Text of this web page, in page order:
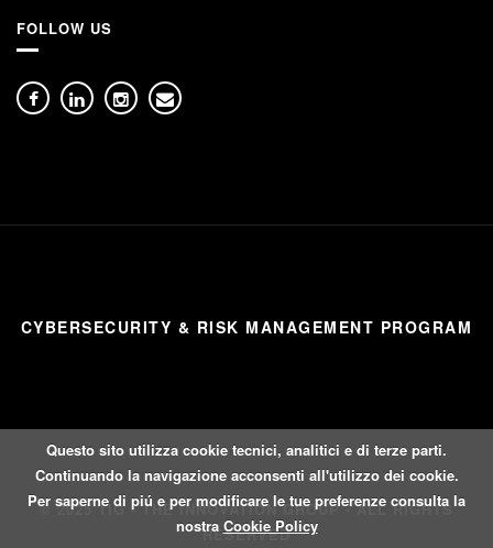
FOLLOW US
CYBERSECURITY & RISK MANAGEMENT PROGRAM
© 2025 TIG - THE INNOVATION GROUP - ALL RIGHTS
RESERVED
Questo sito utilizza cookie tecnici, analitici e di terze parti.
Continuando la navigazione acconsenti all'utilizzo dei cookie.
Per saperne di piú e per modificare le tue preferenze consulta la
nostra Cookie Policy